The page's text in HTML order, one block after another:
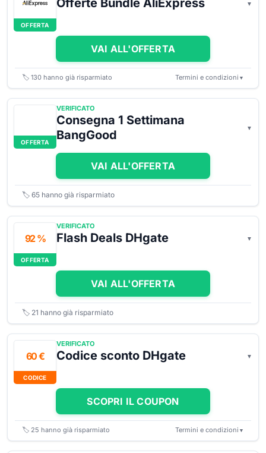
OFFERTA
Offerte Bundle AliExpress
VAI ALL'OFFERTA
🏷️ 130 hanno già risparmiato Termini e condizioni ▼
OFFERTA
VERIFICATO
Consegna 1 Settimana
BangGood
VAI ALL'OFFERTA
🏷️ 65 hanno già risparmiato
92 %
OFFERTA
VERIFICATO
Flash Deals DHgate
VAI ALL'OFFERTA
🏷️ 21 hanno già risparmiato
60 €
CODICE
VERIFICATO
Codice sconto DHgate
SCOPRI IL COUPON
🏷️ 25 hanno già risparmiato Termini e condizioni ▼